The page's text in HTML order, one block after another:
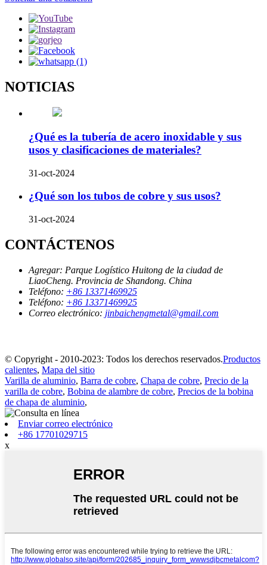
NOTICIAS
¿Qué es la tubería de acero inoxidable y sus
usos y clasificaciones de materiales?
31-oct-2024
¿Qué son los tubos de cobre y sus usos?
31-oct-2024
CONTÁCTENOS
Agregar: Parque Logístico Huitong de la ciudad de
LiaoCheng. Provincia de Shandong. China
Teléfono: +86 13371469925
Teléfono: +86 13371469925
Correo electrónico: jinbaichengmetal@gmail.com
© Copyright - 2010-2023: Todos los derechos reservados.Productos
calientes, Mapa del sitio
Varilla de aluminio, Barra de cobre, Chapa de cobre, Precio de la
varilla de cobre, Bobina de alambre de cobre, Precios de la bobina
de chapa de aluminio,
Enviar correo electrónico
+86 17701029715
x